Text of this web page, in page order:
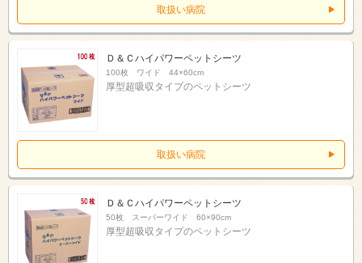
取扱い病院
Ｄ＆Ｃハイパワーペットシーツ
100枚 ワイド 44×60cm
厚型超吸収タイプのペットシーツ
取扱い病院
Ｄ＆Ｃハイパワーペットシーツ
50枚 スーパーワイド 60×90cm
厚型超吸収タイプのペットシーツ